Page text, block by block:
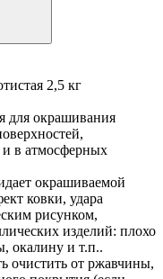
2,5 кг
для окрашивания
в атмосферных
окрашиваемой
ковки, удара
рисунком,
изделий: плохо
окалину и т.п..
очистить от ржавчины,